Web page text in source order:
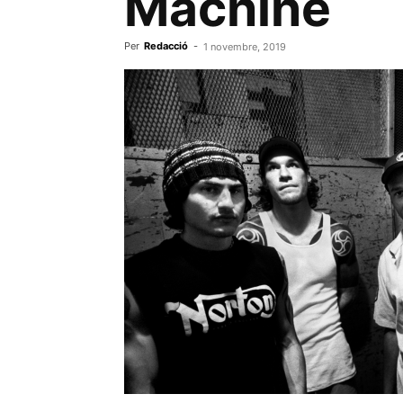
Per Redacció - 1 novembre, 2019